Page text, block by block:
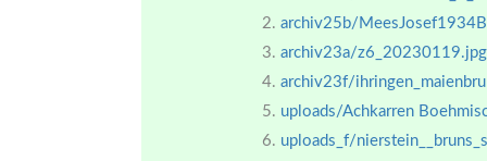
archiv25b/
archiv23a/z6_20230119.jpg
archiv23f/
uploads/Achkarren
uploads_f/